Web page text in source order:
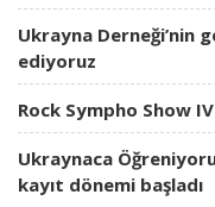
Ukrayna Derneği’nin
ediyoruz
Rock Sympho Show IV
Ukraynaca
kayıt dönemi başladı